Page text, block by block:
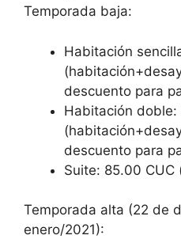
Temporada baja:
Habitación
descuento para
Habitación doble:
descuento para
Suite: 85.00
Temporada alta (22 de
enero/2021):